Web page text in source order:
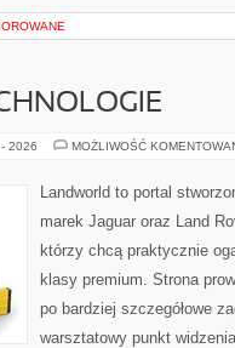
2026 MOŻLIWOŚĆ
Landworld to portal
marek Jaguar oraz Land
którzy chcą praktycznie
klasy premium. Strona
po bardziej szczegółowe
warsztatowy punkt